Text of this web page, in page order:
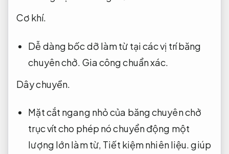
Cơ khí.
Dễ dàng bốc dỡ làm từ tại các vị trí băng
chuyên chở. Gia công chuẩn xác.
Dây chuyền.
Mặt cắt ngang nhỏ của băng chuyên chở
trục vít cho phép nó chuyển động một
lượng lớn làm từ, Tiết kiệm nhiên liệu.giúp